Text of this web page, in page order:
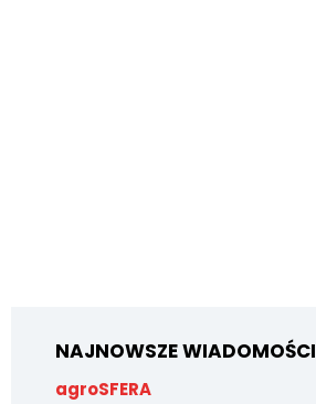
NAJNOWSZE WIADOMOŚCI
agroSFERA